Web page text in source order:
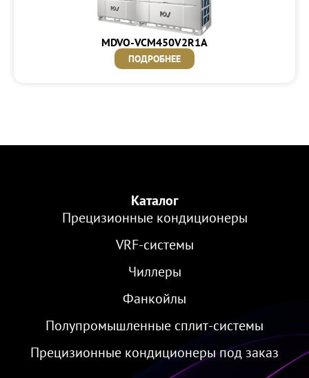
MDVO-VCM450V2R1A
ПОДРОБНЕЕ
Каталог
Прецизионные кондиционеры
VRF-cистемы
Чиллеры
Фанкойлы
Полупромышленные сплит-системы
Прецизионные кондиционеры под заказ